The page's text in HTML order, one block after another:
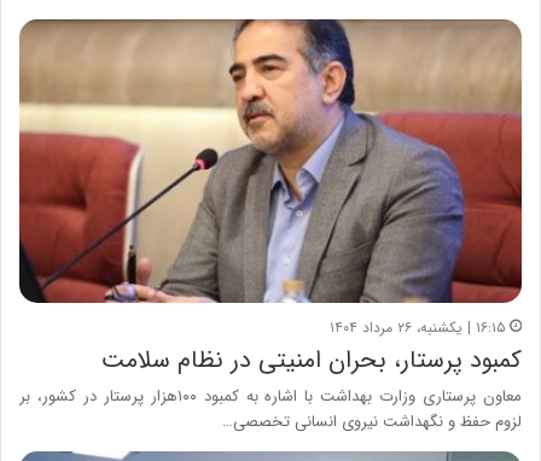
۱۶:۱۵ | یکشنبه، ۲۶ مرداد ۱۴۰۴
کمبود پرستار، بحران امنیتی در نظام سلامت
معاون پرستاری وزارت بهداشت با اشاره به کمبود ۱۰۰هزار پرستار در کشور، بر
لزوم حفظ و نگهداشت نیروی انسانی تخصصی…